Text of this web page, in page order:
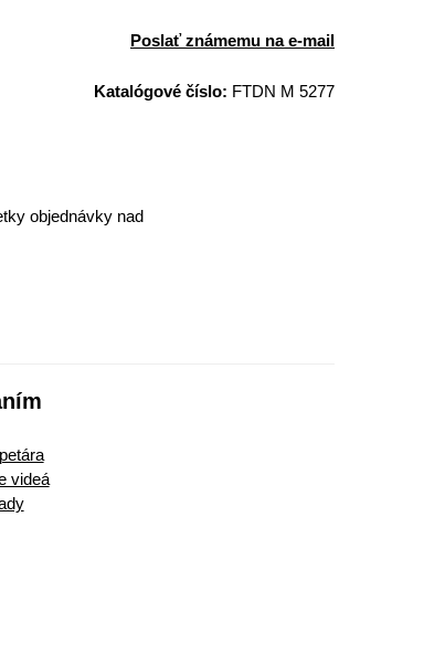
Poslať známemu na e-mail
Katalógové číslo: FTDN M 5277
objednávky nad
videá